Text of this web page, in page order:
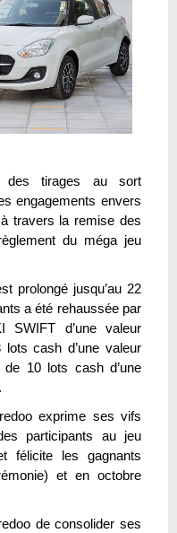
des tirages au sort
engagements envers
travers la remise des
du méga jeu
prolongé jusqu’au 22
a été rehaussée par
SWIFT d’une valeur
cash d’une valeur
10 lots cash d’une
exprime ses vifs
participants au jeu
félicite les gagnants
et en octobre
de consolider ses